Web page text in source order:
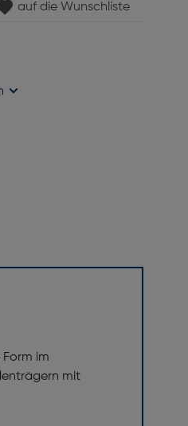
auf die Wunschliste
im
mit